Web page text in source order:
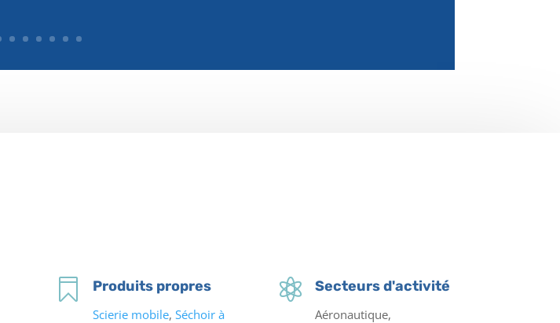
 Produits propres
Scierie mobile, Séchoir à
 Secteurs d'activité
Aéronautique,